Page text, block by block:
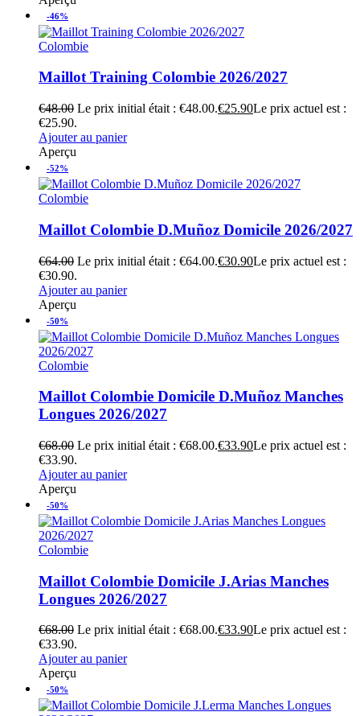
-46%
Colombie
Maillot Training Colombie 2026/2027
€48.00 Le prix initial était : €48.00.€25.90Le prix actuel est :
€25.90.
Ajouter au panier
Aperçu
-52%
Colombie
Maillot Colombie D.Muñoz Domicile 2026/2027
€64.00 Le prix initial était : €64.00.€30.90Le prix actuel est :
€30.90.
Ajouter au panier
Aperçu
-50%
Colombie
Maillot Colombie Domicile D.Muñoz Manches
Longues 2026/2027
€68.00 Le prix initial était : €68.00.€33.90Le prix actuel est :
€33.90.
Ajouter au panier
Aperçu
-50%
Colombie
Maillot Colombie Domicile J.Arias Manches
Longues 2026/2027
€68.00 Le prix initial était : €68.00.€33.90Le prix actuel est :
€33.90.
Ajouter au panier
Aperçu
-50%